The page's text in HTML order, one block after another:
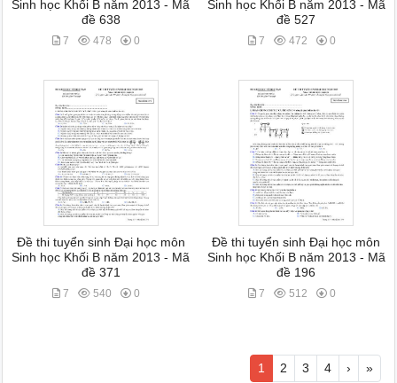
Sinh học Khối B năm 2013 - Mã
đề 638
7 478 0
Sinh học Khối B năm 2013 - Mã
đề 527
7 472 0
Đề thi tuyển sinh Đại học môn
Sinh học Khối B năm 2013 - Mã
đề 371
7 540 0
Đề thi tuyển sinh Đại học môn
Sinh học Khối B năm 2013 - Mã
đề 196
7 512 0
1 2 3 4 › »